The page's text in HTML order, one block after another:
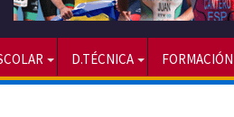
D.TÉCNICA FORMACIÓN